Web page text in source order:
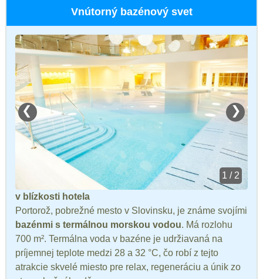
Vnútorný bazénový svet
❮ ❯
1 / 2
v blízkosti hotela
Portorož, pobrežné mesto v Slovinsku, je známe svojími
bazénmi s termálnou morskou vodou. Má rozlohu
700 m². Termálna voda v bazéne je udržiavaná na
príjemnej teplote medzi 28 a 32 °C, čo robí z tejto
atrakcie skvelé miesto pre relax, regeneráciu a únik zo